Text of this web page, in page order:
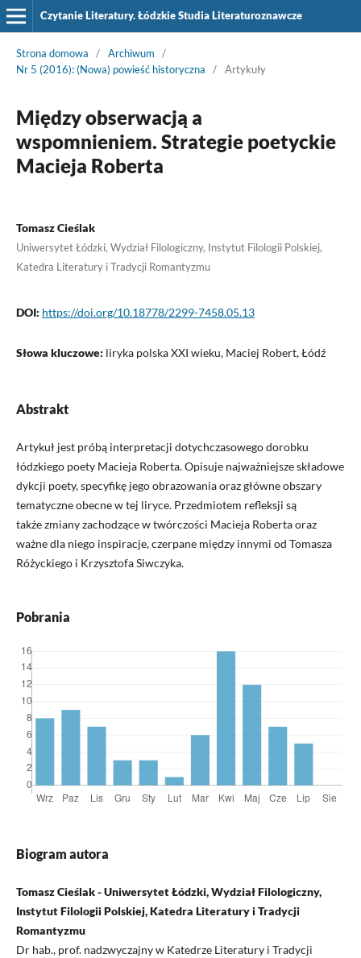
Czytanie Literatury. Łódzkie Studia Literaturoznawcze
Strona domowa / Archiwum
/
Nr 5 (2016): (Nowa) powieść historyczna
/ Artykuły
Między obserwacją a
wspomnieniem. Strategie poetyckie
Macieja Roberta
Tomasz Cieślak
Uniwersytet Łódzki, Wydział Filologiczny, Instytut Filologii Polskiej,
Katedra Literatury i Tradycji Romantyzmu
DOI: https://doi.org/10.18778/2299-7458.05.13
Słowa kluczowe: liryka polska XXI wieku, Maciej Robert, Łódź
Abstrakt
Artykuł jest próbą interpretacji dotychczasowego dorobku
łódzkiego poety Macieja Roberta. Opisuje najważniejsze składowe
dykcji poety, specyfikę jego obrazowania oraz główne obszary
tematyczne obecne w tej liryce. Przedmiotem refleksji są
także zmiany zachodzące w twórczości Macieja Roberta oraz
ważne dla niego inspiracje, czerpane między innymi od Tomasza
Różyckiego i Krzysztofa Siwczyka.
Pobrania
Biogram autora
Tomasz Cieślak - Uniwersytet Łódzki, Wydział Filologiczny,
Instytut Filologii Polskiej, Katedra Literatury i Tradycji
Romantyzmu
Dr hab., prof. nadzwyczajny w Katedrze Literatury i Tradycji